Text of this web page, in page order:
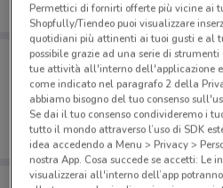
Porta DoveConviene
Puoi trovare le migliori
salvarle e creare la tua
dal tuo cellulare.
Permettici di fornirti offerte più vicine ai
Shopfully/Tiendeo puoi visualizzare
quotidiani più attinenti ai tuoi gusti e al
possibile grazie ad una serie di
tue attività all'interno dell'applicazione
come indicato nel paragrafo 2 della
abbiamo bisogno del tuo consenso
Se dai il tuo consenso condivideremo i
tutto il mondo attraverso l’uso di SDK
idea accedendo a Menu > Privacy >
nostra App. Cosa succede se accetti: Le
visualizzerai all'interno dell’app